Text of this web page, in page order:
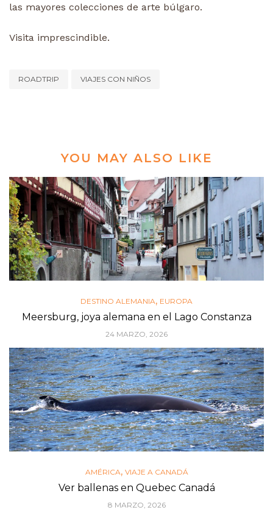
las mayores colecciones de arte búlgaro.
Visita imprescindible.
ROADTRIP VIAJES CON NIÑOS
YOU MAY ALSO LIKE
DESTINO ALEMANIA, EUROPA
Meersburg, joya alemana en el Lago Constanza
24 MARZO, 2026
AMÉRICA, VIAJE A CANADÁ
Ver ballenas en Quebec Canadá
8 MARZO, 2026